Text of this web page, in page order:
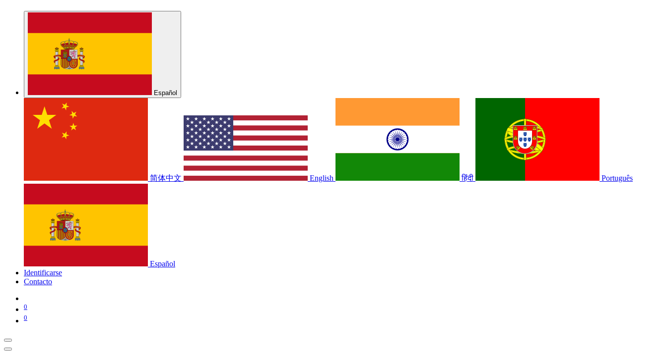
Español
简体中文 English हिंदी Português
Español
Identificarse
Contacto
0
0